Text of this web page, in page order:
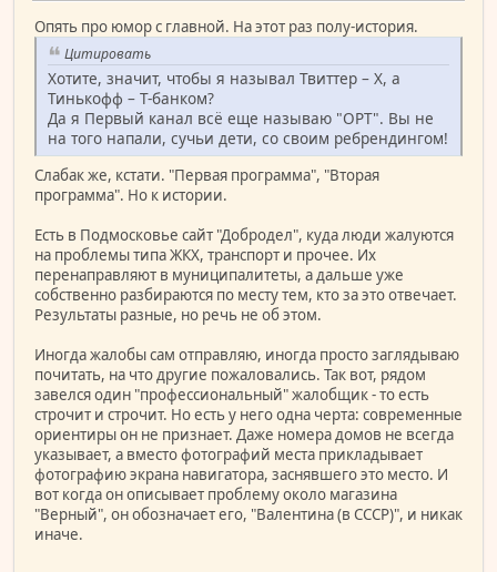
Опять про юмор с главной. На этот раз полу-история.
Цитировать
Хотите, значит, чтобы я называл Твиттер – X, а
Тинькофф – Т-банком?
Да я Первый канал всё еще называю "ОРТ". Вы не
на того напали, сучьи дети, со своим ребрендингом!
Слабак же, кстати. "Первая программа", "Вторая
программа". Но к истории.
Есть в Подмосковье сайт "Добродел", куда люди жалуются
на проблемы типа ЖКХ, транспорт и прочее. Их
перенаправляют в муниципалитеты, а дальше уже
собственно разбираются по месту тем, кто за это отвечает.
Результаты разные, но речь не об этом.
Иногда жалобы сам отправляю, иногда просто заглядываю
почитать, на что другие пожаловались. Так вот, рядом
завелся один "профессиональный" жалобщик - то есть
строчит и строчит. Но есть у него одна черта: современные
ориентиры он не признает. Даже номера домов не всегда
указывает, а вместо фотографий места прикладывает
фотографию экрана навигатора, заснявшего это место. И
вот когда он описывает проблему около магазина
"Верный", он обозначает его, "Валентина (в СССР)", и никак
иначе.